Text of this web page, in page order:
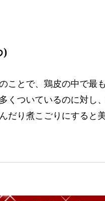
)
ことで、鶏皮の中で最
くついているのに対し
だり煮こごりにすると美